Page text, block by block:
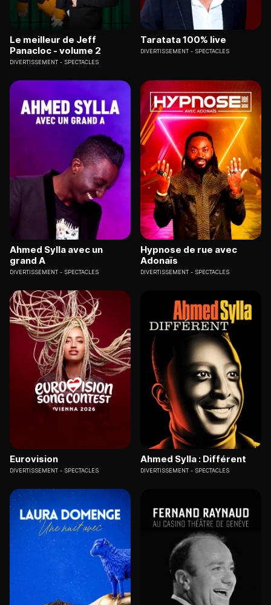
Le meilleur de Jeff
Panacloc - volume 2
DIVERTISSEMENT SPECTACLES
Taratata 100% live
DIVERTISSEMENT SPECTACLES
Ahmed Sylla avec un
grand A
DIVERTISSEMENT SPECTACLES
Hypnose de rue avec
Adonaïs
DIVERTISSEMENT SPECTACLES
Eurovision
DIVERTISSEMENT SPECTACLES
Ahmed Sylla : Différent
DIVERTISSEMENT SPECTACLES